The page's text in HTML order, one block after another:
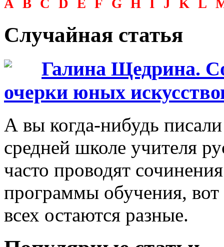
A B C D E F G H I J K L
Случайная статья
Галина Щедрина.
очерки юных
А вы когда-нибудь
средней школе учителя
часто проводят
программы обучения, вот
всех остаются разные.